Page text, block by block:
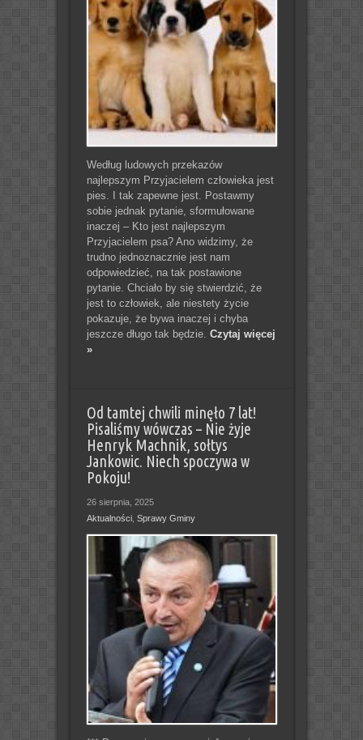
Według ludowych przekazów
najlepszym Przyjacielem człowieka jest
pies. I tak zapewne jest. Postawmy
sobie jednak pytanie, sformułowane
inaczej – Kto jest najlepszym
Przyjacielem psa? Ano widzimy, że
trudno jednoznacznie jest nam
odpowiedzieć, na tak postawione
pytanie. Chciało by się stwierdzić, że
jest to człowiek, ale niestety życie
pokazuje, że bywa inaczej i chyba
jeszcze długo tak będzie. Czytaj więcej
»
Od tamtej chwili minęło 7 lat!
Pisaliśmy wówczas – Nie żyje
Henryk Machnik, sołtys
Jankowic. Niech spoczywa w
Pokoju!
26 sierpnia, 2025
Aktualności, Sprawy Gminy